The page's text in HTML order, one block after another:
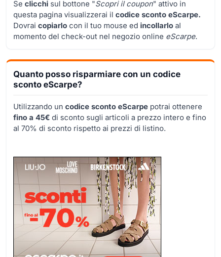
Se clicchi sul bottone "Scopri il coupon" attivo in
questa pagina visualizzerai il codice sconto eScarpe.
Dovrai copiarlo con il tuo mouse ed incollarlo al
momento del check-out nel negozio online eScarpe.
Quanto posso risparmiare con un codice
sconto eScarpe?
Utilizzando un codice sconto eScarpe potrai ottenere
fino a 45€ di sconto sugli articoli a prezzo intero e fino
al 70% di sconto rispetto ai prezzi di listino.